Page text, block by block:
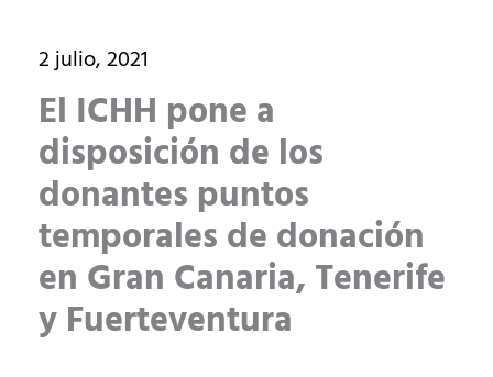
2 julio, 2021
El ICHH pone a
disposición de los
donantes puntos
temporales de donación
en Gran Canaria, Tenerife
y Fuerteventura